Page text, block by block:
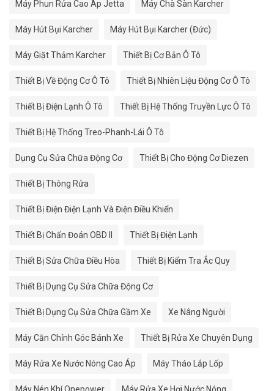
Máy Phun Rửa Cao Áp Jetta Máy Chà Sàn Karcher
Máy Hút Bụi Karcher Máy Hút Bụi Karcher (Đức)
Máy Giặt Thảm Karcher Thiết Bị Cơ Bản Ô Tô
Thiết Bị Về Động Cơ Ô Tô Thiết Bị Nhiên Liệu Động Cơ Ô Tô
Thiết Bị Điện Lạnh Ô Tô Thiết Bị Hệ Thống Truyền Lực Ô Tô
Thiết Bị Hệ Thống Treo-Phanh-Lái Ô Tô
Dụng Cụ Sửa Chữa Động Cơ Thiết Bị Cho Động Cơ Diezen
Thiết Bị Thông Rửa
Thiết Bị Điện Điện Lạnh Và Điện Điều Khiển
Thiết Bị Chẩn Đoán OBD II Thiết Bị Điện Lạnh
Thiết Bị Sửa Chữa Điều Hòa Thiết Bị Kiểm Tra Ắc Quy
Thiết Bị Dụng Cụ Sửa Chữa Động Cơ
Thiết Bị Dụng Cụ Sửa Chữa Gầm Xe Xe Nâng Người
Máy Căn Chỉnh Góc Bánh Xe Thiết Bị Rửa Xe Chuyên Dụng
Máy Rửa Xe Nước Nóng Cao Áp Máy Tháo Lắp Lốp